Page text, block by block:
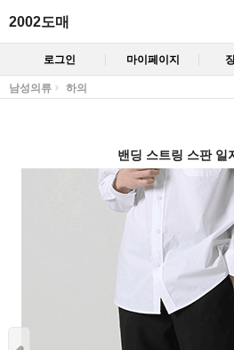
2002도매
로그인 마이페이지
남성의류 하의
밴딩 스트링 스판 일